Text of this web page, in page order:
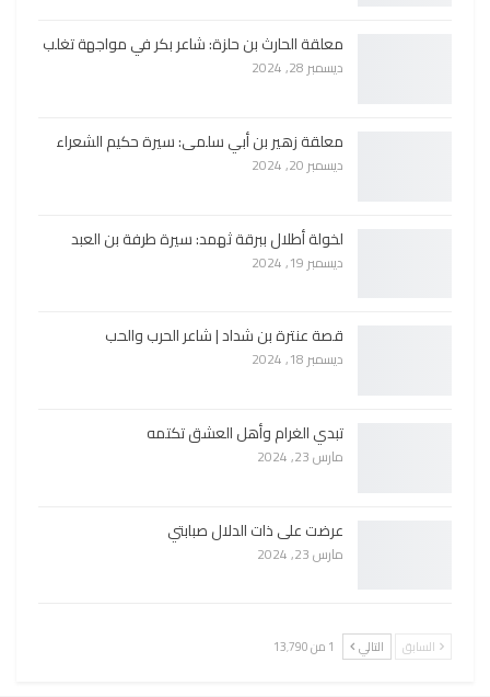
معلقة الحارث بن حلزة: شاعر بكر في مواجهة تغلب
ديسمبر 28, 2024
معلقة زهير بن أبي سلمى: سيرة حكيم الشعراء
ديسمبر 20, 2024
لخولة أطلال ببرقة ثهمد: سيرة طرفة بن العبد
ديسمبر 19, 2024
قصة عنترة بن شداد | شاعر الحرب والحب
ديسمبر 18, 2024
تبدي الغرام وأهل العشق تكتمه
مارس 23, 2024
عرضت على ذات الدلال صبابتي
مارس 23, 2024
السابق التالي 1 من 13٬790